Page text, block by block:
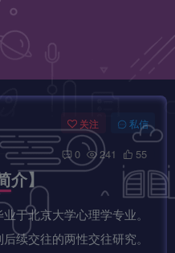
关注 私信
0 241 55
介】
于北京大学心理学专业。
续交往的两性交往研究。